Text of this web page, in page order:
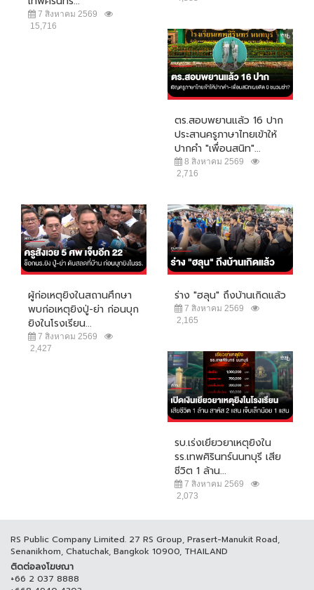
7 สิงหาคม 2569
15,716
ตร.สอบพยานแล้ว 16 ปาก
ประสานครูภาษาไทยเข้าให้
ปากคำ "เพื่อนสนิท"...
8 สิงหาคม 2569
2,716
ผู้ก่อเหตุยิงในสถานศึกษา
พบก่อเหตุยิงปู่-ย่า ก่อนบุก
ยิงในโรงเรียน...
7 สิงหาคม 2569
2,427
ร่าง "ฮลุน" ถึงบ้านเกิดแล้ว
7 สิงหาคม 2569
2,165
รบ.เร่งเยียวยาเหตุยิงใน
รร.เทพศิรินทร์นนทบุรี เสีย
ชีวิต 1 ล้าน...
7 สิงหาคม 2569
2,073
RS Public Company Limited. 27 RS Group, Prasert-Manukit Road,
Senanikhom, Chatuchak, Bangkok 10900, THAILAND
ติดต่อลงโฆษณา
+66 2 037 8888